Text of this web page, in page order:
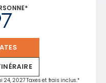
24, 2027 Taxes et frais inclus.*